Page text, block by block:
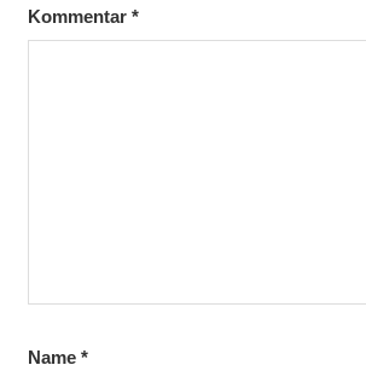
Kommentar *
Name *